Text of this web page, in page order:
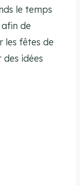
le temps
afin de
les fêtes de
des idées